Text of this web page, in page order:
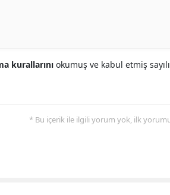
kurallarını okumuş ve kabul etmiş
* Bu içerik ile ilgili yorum yok, ilk yorumu